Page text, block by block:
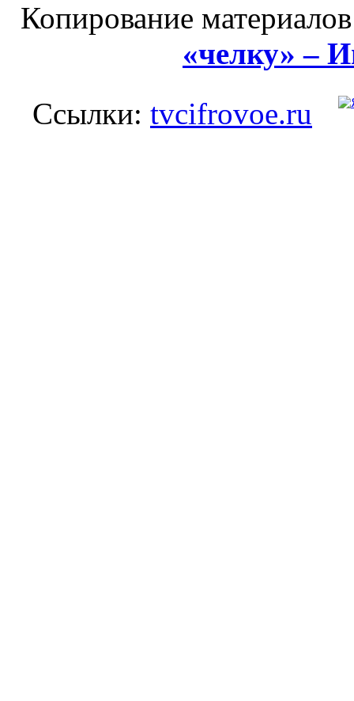
Копирование
«челку» –
Ссылки: tvcifrovoe.ru